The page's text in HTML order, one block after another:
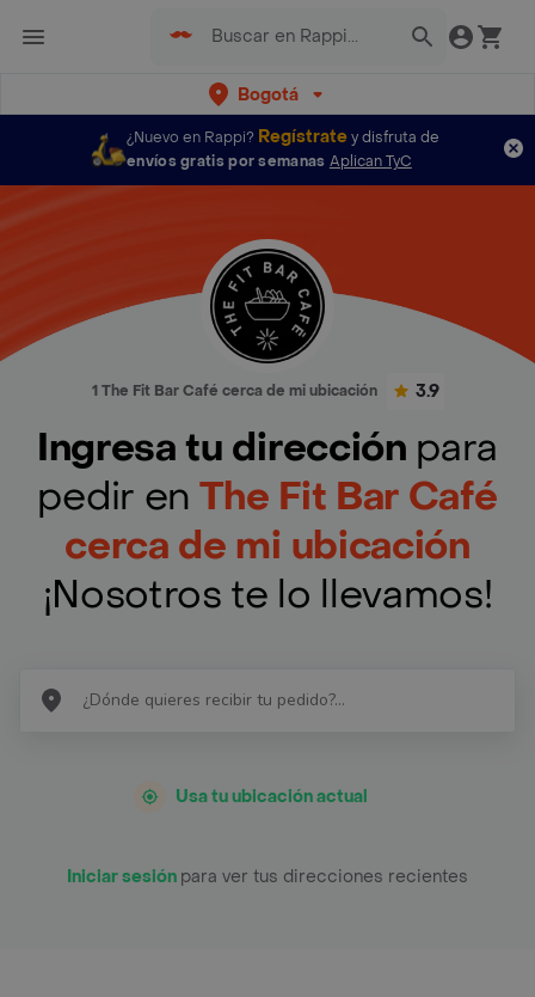
Bogotá
¿Nuevo en Rappi? Regístratey disfruta de
envíos gratis por semanas Aplican TyC
1 The Fit Bar Café cerca de mi ubicación 3.9
Ingresa tu dirección para
pedir en The Fit Bar Café
cerca de mi ubicación
¡Nosotros te lo llevamos!
Usa tu ubicación actual
Iniciar sesión para ver tus direcciones recientes